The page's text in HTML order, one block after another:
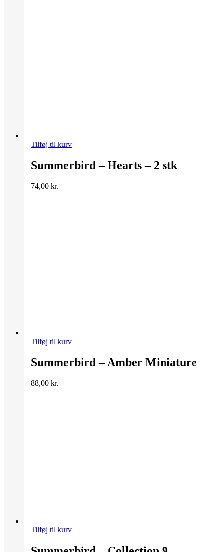
Tilføj til kurv
Summerbird – Hearts – 2 stk
74,00 kr.
Tilføj til kurv
Summerbird – Amber Miniature
88,00 kr.
Tilføj til kurv